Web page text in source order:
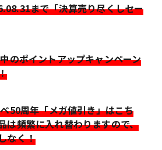
まで「決算売り尽くしセー
のポイントアップキャンペーン
50周年「メガ値引き」はこち
は頻繁に入れ替わりますので、
なく！